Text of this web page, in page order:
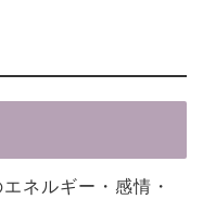
ネルギー・感情・